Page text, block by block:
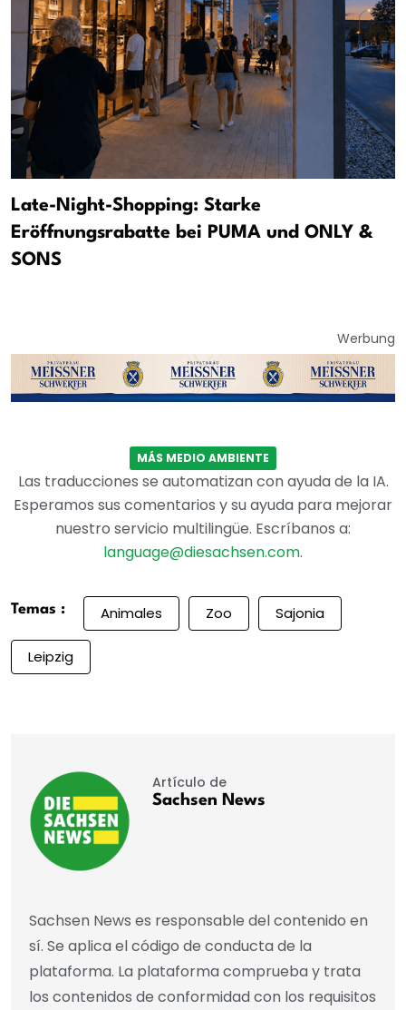
Late-Night-Shopping: Starke
Eröffnungsrabatte bei PUMA und ONLY &
SONS
Werbung
MÁS MEDIO AMBIENTE
Las traducciones se automatizan con ayuda de la IA.
Esperamos sus comentarios y su ayuda para mejorar
nuestro servicio multilingüe. Escríbanos a:
language@diesachsen.com.
Temas : Animales Zoo Sajonia
Leipzig
Artículo de
Sachsen News
Sachsen News es responsable del contenido en
sí. Se aplica el código de conducta de la
plataforma. La plataforma comprueba y trata
los contenidos de conformidad con los requisitos